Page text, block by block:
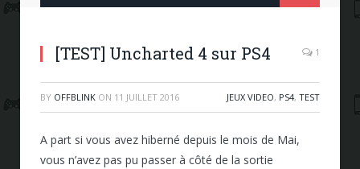
[TEST] Uncharted 4 sur PS4 1
BY OFFBLINK ON 11 JUILLET 2016 JEUX VIDEO, PS4, TEST
A part si vous avez hiberné depuis le mois de Mai,
vous n’avez pas pu passer à côté de la sortie